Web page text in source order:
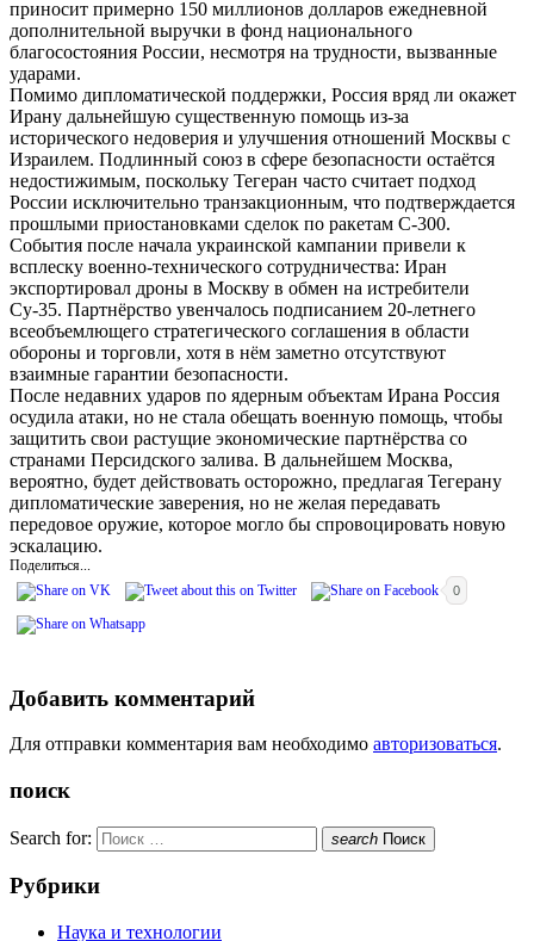
приносит примерно 150 миллионов долларов ежедневной
дополнительной выручки в фонд национального
благосостояния России, несмотря на трудности, вызванные
ударами.
Помимо дипломатической поддержки, Россия вряд ли окажет
Ирану дальнейшую существенную помощь из-за
исторического недоверия и улучшения отношений Москвы с
Израилем. Подлинный союз в сфере безопасности остаётся
недостижимым, поскольку Тегеран часто считает подход
России исключительно транзакционным, что подтверждается
прошлыми приостановками сделок по ракетам С-300.
События после начала украинской кампании привели к
всплеску военно-технического сотрудничества: Иран
экспортировал дроны в Москву в обмен на истребители
Су-35. Партнёрство увенчалось подписанием 20-летнего
всеобъемлющего стратегического соглашения в области
обороны и торговли, хотя в нём заметно отсутствуют
взаимные гарантии безопасности.
После недавних ударов по ядерным объектам Ирана Россия
осудила атаки, но не стала обещать военную помощь, чтобы
защитить свои растущие экономические партнёрства со
странами Персидского залива. В дальнейшем Москва,
вероятно, будет действовать осторожно, предлагая Тегерану
дипломатические заверения, но не желая передавать
передовое оружие, которое могло бы спровоцировать новую
эскалацию.
Поделиться...
0
Добавить комментарий
Для отправки комментария вам необходимо авторизоваться.
поиск
Search for: search Поиск
Рубрики
Наука и технологии